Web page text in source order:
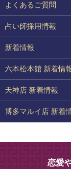
よくあるご質問
占い師採用情報
新着情報
六本松本館 新着情
天神店 新着情報
博多マルイ店 新着
恋愛